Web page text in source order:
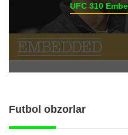
UFC 310
Futbol obzorlar